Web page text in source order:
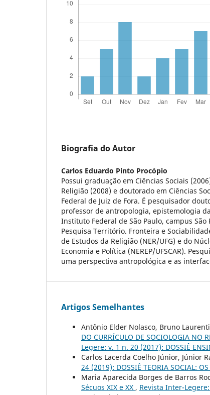
Biografia do Autor
Carlos Eduardo Pinto Procópio
Possui graduação em Ciências Sociais
Religião (2008) e doutorado em Ciências
Federal de Juiz de Fora. É pesquisador
professor de antropologia, epistemologia
Instituto Federal de São Paulo, campus
Pesquisa Território. Fronteira e
de Estudos da Religião (NER/UFG) e do
Economia e Política (NEREP/UFSCAR).
uma perspectiva antropológica e as
Artigos Semelhantes
Antônio Elder Nolasco, Bruno
DO CURRÍCULO DE SOCIOLOGIA NO
Legere: v. 1 n. 20 (2017): DOSSIÊ
Carlos Lacerda Coelho Júnior, Júnior
24 (2019): DOSSIÊ TEORIA SOCIAL:
Maria Aparecida Borges de Barros
Sécuos XIX e XX , Revista Inter-Legere: